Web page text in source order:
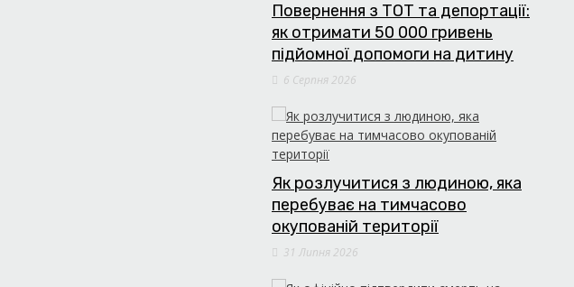
Повернення з ТОТ та депортації:
як отримати 50 000 гривень
підйомної допомоги на дитину
6 Серпня 2026
Як розлучитися з людиною, яка
перебуває на тимчасово
окупованій території
31 Липня 2026